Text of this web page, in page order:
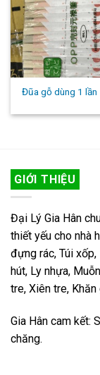
Đũa gỗ dùng 1 lần
GIỚI THIỆU
Đại Lý Gia Hân
thiết yếu cho nhà
đựng rác, Túi
hút, Ly nhựa,
tre, Xiên tre,
Gia Hân cam kết:
chăng.